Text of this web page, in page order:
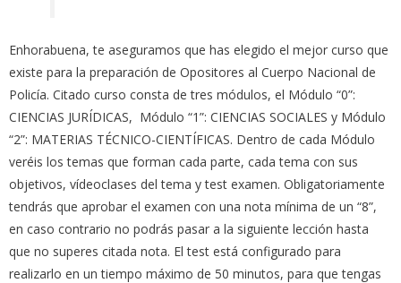
Enhorabuena, te aseguramos que has elegido el mejor curso que
existe para la preparación de Opositores al Cuerpo Nacional de
Policía. Citado curso consta de tres módulos, el Módulo “0”:
CIENCIAS JURÍDICAS, Módulo “1”: CIENCIAS SOCIALES y Módulo
“2”: MATERIAS TÉCNICO-CIENTÍFICAS. Dentro de cada Módulo
veréis los temas que forman cada parte, cada tema con sus
objetivos, vídeoclases del tema y test examen. Obligatoriamente
tendrás que aprobar el examen con una nota mínima de un “8”,
en caso contrario no podrás pasar a la siguiente lección hasta
que no superes citada nota. El test está configurado para
realizarlo en un tiempo máximo de 50 minutos, para que tengas